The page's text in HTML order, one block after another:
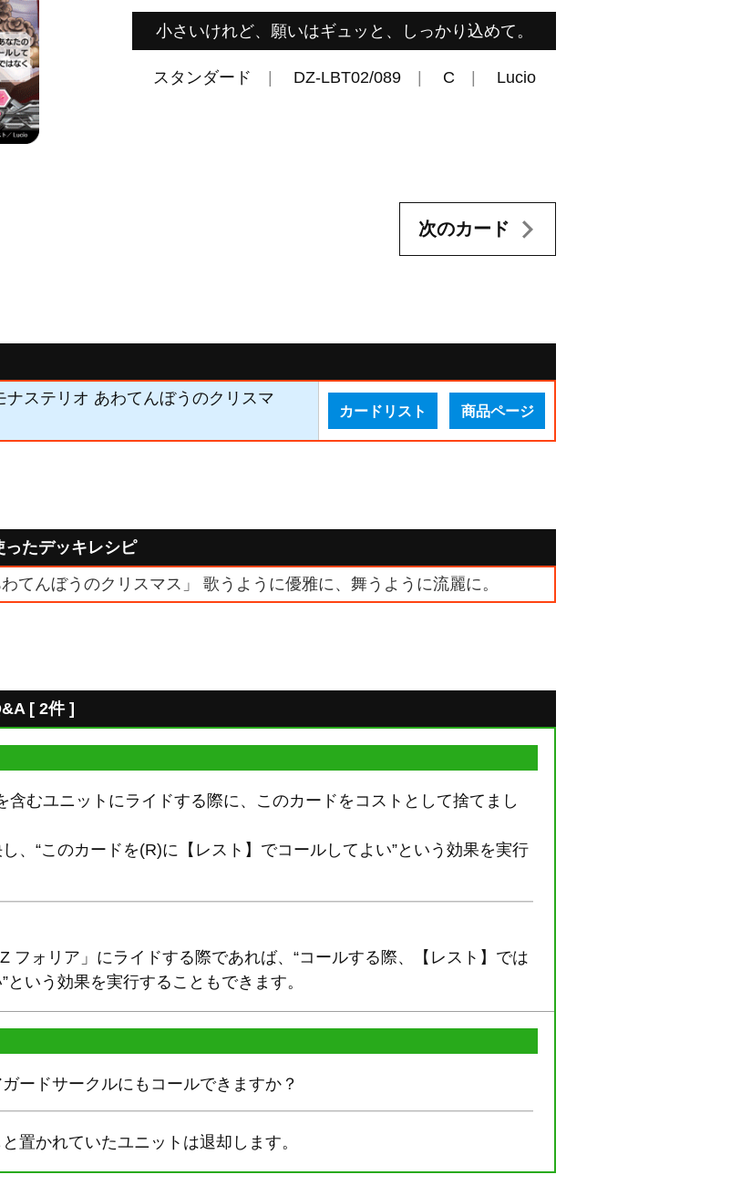
小さいけれど、願いはギュッと、しっかり込めて。
スタンダード DZ-LBT02/089 C Lucio
次のカード
ナステリオ あわてんぼうのクリスマ
カードリスト 商品ページ
ったデッキレシピ
てんぼうのクリスマス」 歌うように優雅に、舞うように流麗に。
[ 2件 ]
含むユニットにライドする際に、このカードをコストとして捨てまし
、“このカードを(R)に【レスト】でコールしてよい”という効果を実行
フォリア」にライドする際であれば、“コールする際、【レスト】では
いう効果を実行することもできます。
ードサークルにもコールできますか？
置かれていたユニットは退却します。